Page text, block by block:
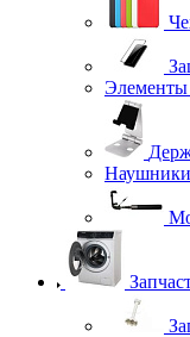
Элементы
Наушники